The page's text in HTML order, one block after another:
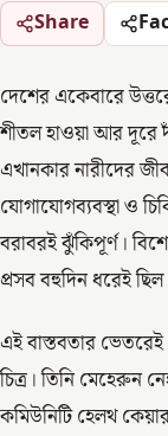
Share
দেশের একেবারে
শীতল হাওয়া আর দূরে
এখানকার নারীদের
যোগাযোগব্যবস্থা ও
বরাবরই ঝুঁকিপূর্ণ।
প্রসব বহুদিন ধরেই
এই বাস্তবতার
চিত্র। তিনি মেহেরুন
কমিউনিটি হেলথ